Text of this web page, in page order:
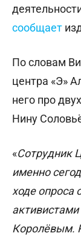
сообщает
По словам
центра «Э»
него про
Нину
«Сотрудник
именно
ходе опроса
Королёвым.